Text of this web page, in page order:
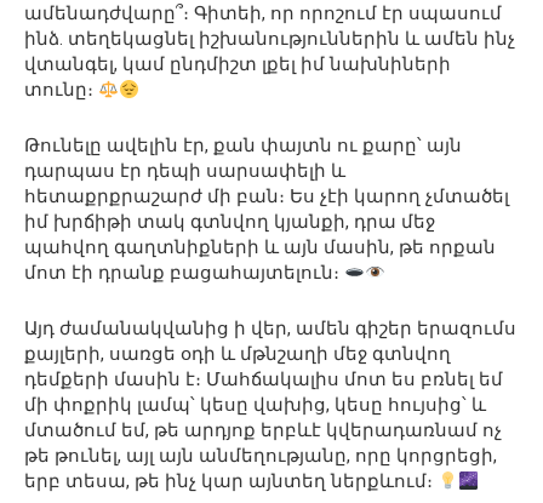
ամենադժվարը՞։ Գիտեի, որ որոշում էր սպասում
ինձ. տեղեկացնել իշխանություններին և ամեն ինչ
վտանգել, կամ ընդմիշտ լքել իմ նախնիների
տունը։
Թունելը ավելին էր, քան փայտն ու քարը՝ այն
դարպաս էր դեպի սարսափելի և
հետաքրքրաշարժ մի բան։ Ես չէի կարող չմտածել
իմ խրճիթի տակ գտնվող կյանքի, դրա մեջ
պահվող գաղտնիքների և այն մասին, թե որքան
մոտ էի դրանք բացահայտելուն։
Այդ ժամանակվանից ի վեր, ամեն գիշեր երազումս
քայլերի, սառցե օդի և մթնշաղի մեջ գտնվող
դեմքերի մասին է։ Մահճակալիս մոտ ես բռնել եմ
մի փոքրիկ լամպ՝ կեսը վախից, կեսը հույսից՝ և
մտածում եմ, թե արդյոք երբևէ կվերադառնամ ոչ
թե թունել, այլ այն անմեղությանը, որը կորցրեցի,
երբ տեսա, թե ինչ կար այնտեղ ներքևում։